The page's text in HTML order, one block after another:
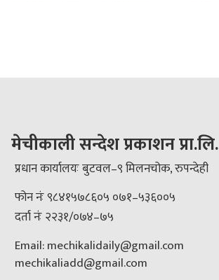
मेचीकाली सन्देश प्रकाशन प्रा.लि.
प्रधान कार्यालयः बुटवल–९ मिलनचोक, रुपन्देही
फोन नंः ९८४१५७८६०५ ०७१–५३६००५
दर्ता नंः २२३१/०७४–७५
Email: mechikalidaily@gmail.com
mechikaliadd@gmail.com